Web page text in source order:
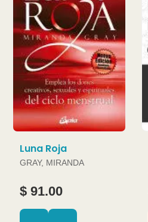
Luna Roja
GRAY, MIRANDA
$ 91.00